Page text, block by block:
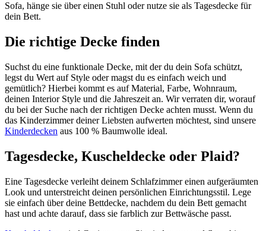
Sofa, hänge sie über einen Stuhl oder nutze sie als Tagesdecke für
dein Bett.
Die richtige Decke finden
Suchst du eine funktionale Decke, mit der du dein Sofa schützt,
legst du Wert auf Style oder magst du es einfach weich und
gemütlich? Hierbei kommt es auf Material, Farbe, Wohnraum,
deinen Interior Style und die Jahreszeit an. Wir verraten dir, worauf
du bei der Suche nach der richtigen Decke achten musst. Wenn du
das Kinderzimmer deiner Liebsten aufwerten möchtest, sind unsere
Kinderdecken aus 100 % Baumwolle ideal.
Tagesdecke, Kuscheldecke oder Plaid?
Eine Tagesdecke verleiht deinem Schlafzimmer einen aufgeräumten
Look und unterstreicht deinen persönlichen Einrichtungsstil. Lege
sie einfach über deine Bettdecke, nachdem du dein Bett gemacht
hast und achte darauf, dass sie farblich zur Bettwäsche passt.